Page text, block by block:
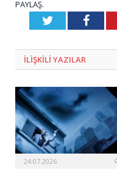
PAYLAŞ.
Twitter
ILIŞKILI YAZILAR
24.07.2026